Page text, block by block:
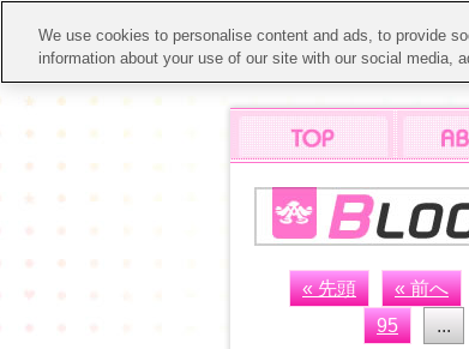
« 先頭 « 前へ
95
...
We use cookies to personalise content and ads, to provide
information about your use of our site with our social media,